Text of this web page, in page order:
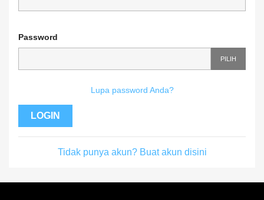
Password
PILIH
Lupa password Anda?
LOGIN
Tidak punya akun? Buat akun disini